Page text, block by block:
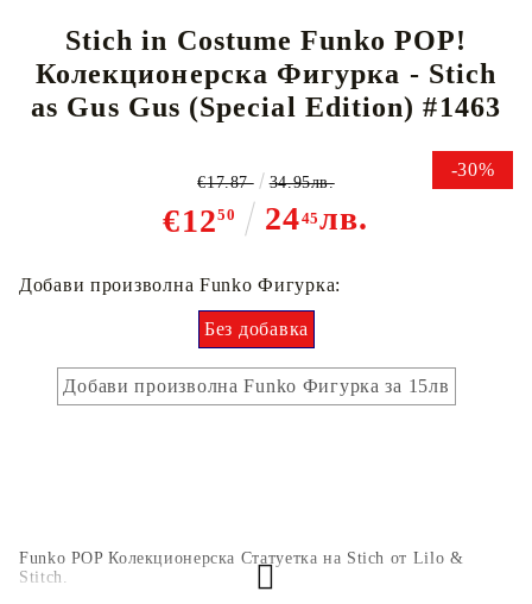
Stich in Costume Funko POP!
Колекционерска Фигурка - Stich
as Gus Gus (Special Edition) #1463
-30%
€1250 2445лв.
€17.87 34.95лв.
Funko POP Колекционерска Статуетка на Stich от Lilo &
Stitch.
Добави произволна Funko Фигурка:
Без добавка
Добави произволна Funko Фигурка за 15лв